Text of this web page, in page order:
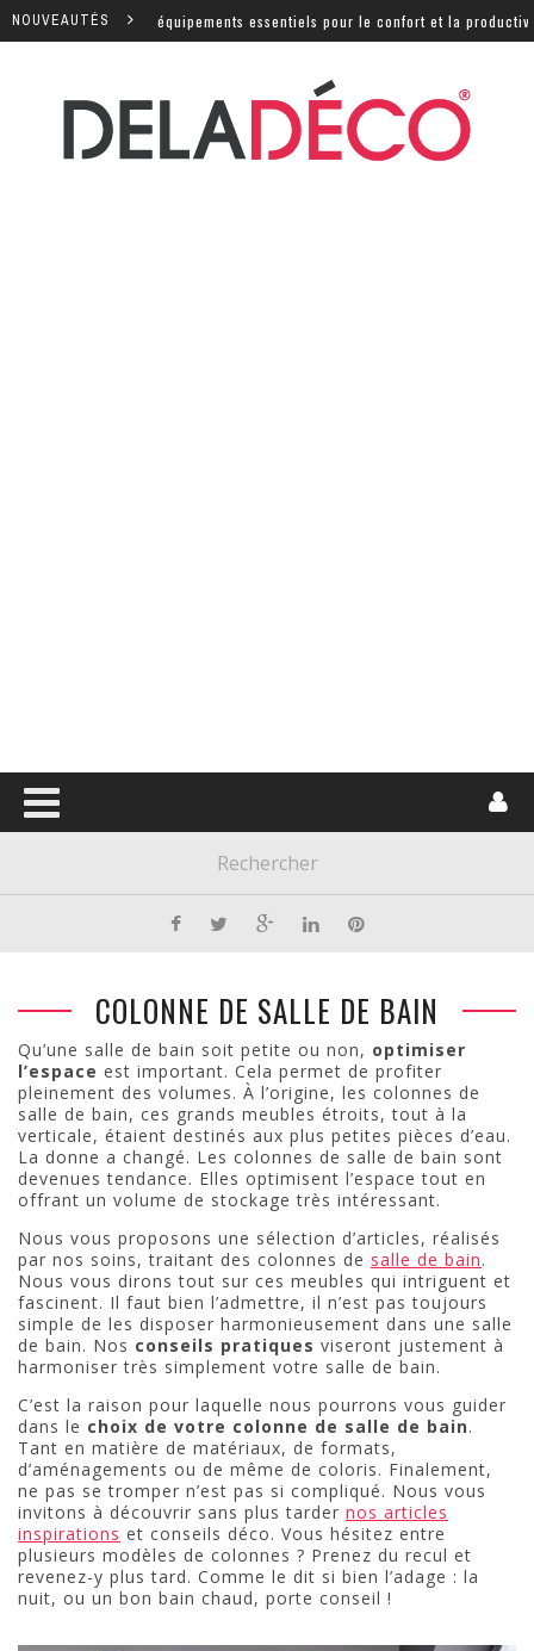
NOUVEAUTÉS
: quels sont les équipements essentiels pour le confort et la productivité
COLONNE DE SALLE DE BAIN
Qu’une salle de bain soit petite ou non, optimiser
l’espace est important. Cela permet de profiter
pleinement des volumes. À l’origine, les colonnes de
salle de bain, ces grands meubles étroits, tout à la
verticale, étaient destinés aux plus petites pièces d’eau.
La donne a changé. Les colonnes de salle de bain sont
devenues tendance. Elles optimisent l’espace tout en
offrant un volume de stockage très intéressant.
Nous vous proposons une sélection d’articles, réalisés
par nos soins, traitant des colonnes de salle de bain.
Nous vous dirons tout sur ces meubles qui intriguent et
fascinent. Il faut bien l’admettre, il n’est pas toujours
simple de les disposer harmonieusement dans une salle
de bain. Nos conseils pratiques viseront justement à
harmoniser très simplement votre salle de bain.
C’est la raison pour laquelle nous pourrons vous guider
dans le choix de votre colonne de salle de bain.
Tant en matière de matériaux, de formats,
d’aménagements ou de même de coloris. Finalement,
ne pas se tromper n’est pas si compliqué. Nous vous
invitons à découvrir sans plus tarder nos articles
inspirations et conseils déco. Vous hésitez entre
plusieurs modèles de colonnes ? Prenez du recul et
revenez-y plus tard. Comme le dit si bien l’adage : la
nuit, ou un bon bain chaud, porte conseil !